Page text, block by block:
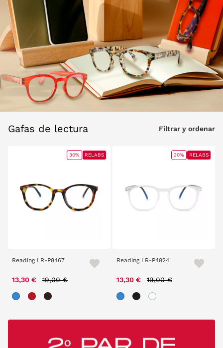
Gafas de lectura Filtrar y ordenar
Reading LR-P8467
13,30 € Price reduced from
19,00 €
30% RELABS
Reading LR-P4824
13,30 € Price reduced from
19,00 €
30% RELABS